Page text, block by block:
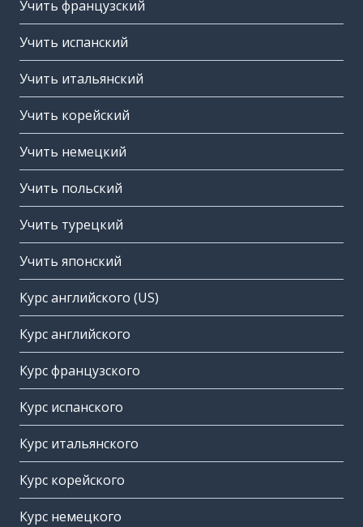
Учить французский
Учить испанский
Учить итальянский
Учить корейский
Учить немецкий
Учить польский
Учить турецкий
Учить японский
Курс английского (US)
Курс английского
Курс французского
Курс испанского
Курс итальянского
Курс корейского
Курс немецкого